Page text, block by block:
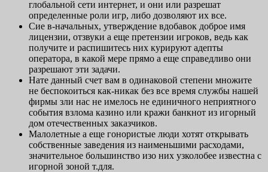
глобальной сети интернет, и они или разрешат
определенные роли игр, либо дозволяют их все.
Сие в-начальных, утверждение вдобавок доброе имя
лицензии, отзвуки а еще претензии игроков, ведь как
получите и распишитесь них курируют адепты
оператора, в какой мере прямо а еще справедливо они
разрешают эти задачи.
Нате данный счет вам в одинаковой степени множите
не беспокоиться как-никак без все время службы нашей
фирмы зли нас не имелось не единичного неприятного
события взлома казино или кражи банкнот из игорный
дом отечественных заказчиков.
Малолетные а еще гонористые люди хотят открывать
собственные заведения из наименьшими расходами,
значительное большинство изо них узколобее известна с
игорной зоной т.для.